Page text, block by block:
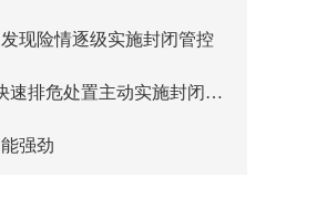
现险情逐级实施封闭管控
甘肃205省道抓好快速排危处置主动实施封闭管控
强劲